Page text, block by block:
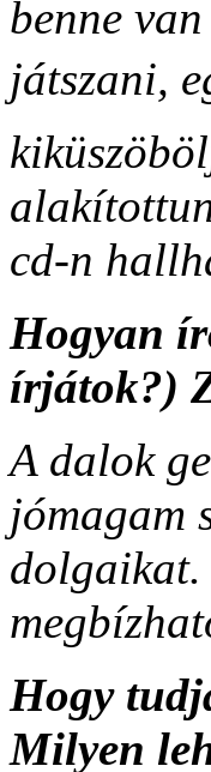
benne
játszani,
cd-n
Hogyan
írjátok?)
A dalok
jómagam
dolgaikat.
Hogy
Milyen